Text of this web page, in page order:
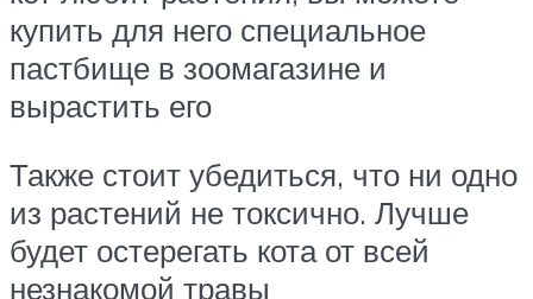
купить для него специальное
пастбище в зоомагазине и
вырастить его
Также стоит убедиться, что ни одно
из растений не токсично. Лучше
будет остерегать кота от всей
незнакомой травы